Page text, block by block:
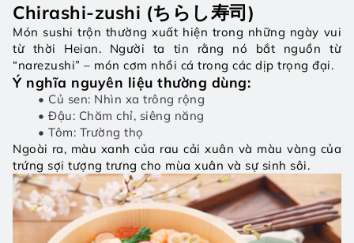
Chirashi-zushi (ちらし寿司)
Món sushi trộn thường xuất hiện trong những ngày vui
từ thời Heian. Người ta tin rằng nó bắt nguồn từ
“narezushi” – món cơm nhồi cá trong các dịp trọng đại.
Ý nghĩa nguyên liệu thường dùng:
Củ sen: Nhìn xa trông rộng
Đậu: Chăm chỉ, siêng năng
Tôm: Trường thọ
Ngoài ra, màu xanh của rau cải xuân và màu vàng của
trứng sợi tượng trưng cho mùa xuân và sự sinh sôi.